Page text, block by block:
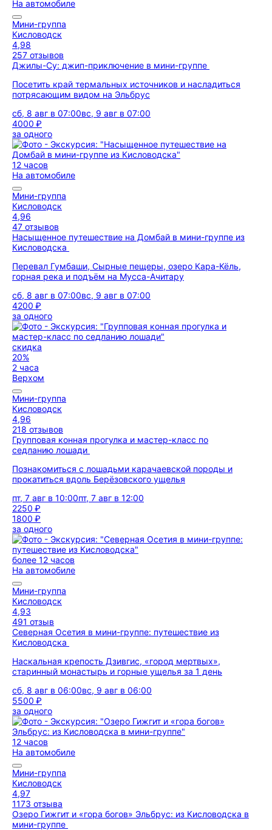
На автомобиле
Мини-группа
Кисловодск
4,98
257 отзывов
Джилы-Су: джип-приключение в мини-группе
Посетить край термальных источников и насладиться
потрясающим видом на Эльбрус
сб, 8 авг в 07:00вс, 9 авг в 07:00
4000 ₽
за одного
12 часов
На автомобиле
Мини-группа
Кисловодск
4,96
47 отзывов
Насыщенное путешествие на Домбай в мини-группе из
Кисловодска
Перевал Гумбаши, Сырные пещеры, озеро Кара-Кёль,
горная река и подъём на Мусса-Ачитару
сб, 8 авг в 07:00вс, 9 авг в 07:00
4200 ₽
за одного
скидка
20%
2 часа
Верхом
Мини-группа
Кисловодск
4,96
218 отзывов
Групповая конная прогулка и мастер-класс по
седланию лошади
Познакомиться с лошадьми карачаевской породы и
прокатиться вдоль Берёзовского ущелья
пт, 7 авг в 10:00пт, 7 авг в 12:00
2250 ₽
1800 ₽
за одного
более 12 часов
На автомобиле
Мини-группа
Кисловодск
4,93
491 отзыв
Северная Осетия в мини-группе: путешествие из
Кисловодска
Наскальная крепость Дзивгис, «город мертвых»,
старинный монастырь и горные ущелья за 1 день
сб, 8 авг в 06:00вс, 9 авг в 06:00
5500 ₽
за одного
12 часов
На автомобиле
Мини-группа
Кисловодск
4,97
1173 отзыва
Озеро Гижгит и «гора богов» Эльбрус: из Кисловодска в
мини-группе